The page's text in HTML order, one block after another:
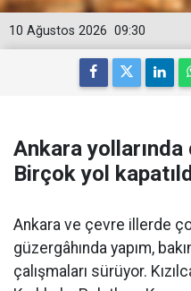
09:30
10 Ağustos 2026
Ankara yollarında
Birçok yol
Ankara ve çevre illerde
güzergâhında yapım,
çalışmaları sürüyor.